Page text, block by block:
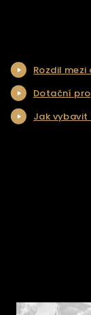
NAŠE
NAŠE
KONTAKT
Rozdil
Dotační
Jak vybavit